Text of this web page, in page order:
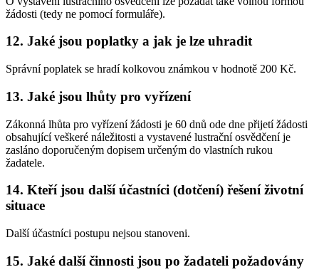
žádosti (tedy ne pomocí formuláře).
12. Jaké jsou poplatky a jak je lze uhradit
Správní poplatek se hradí kolkovou známkou v hodnotě 200 Kč.
13. Jaké jsou lhůty pro vyřízení
Zákonná lhůta pro vyřízení žádosti je 60 dnů ode dne přijetí žádosti
obsahující veškeré náležitosti a vystavené lustrační osvědčení je
zasláno doporučeným dopisem určeným do vlastních rukou
žadatele.
14. Kteří jsou další účastníci (dotčení) řešení životní
situace
Další účastníci postupu nejsou stanoveni.
15. Jaké další činnosti jsou po žadateli požadovány